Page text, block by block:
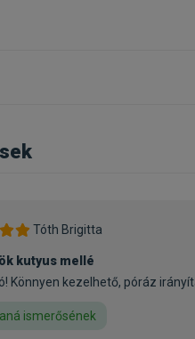
fékrendszer a minden
a legkisebb részletekig,
Flexi New Neon Fluo S
Tóth Brigitta
kutyus mellé
Könnyen kezelhető, póráz
ismerősének